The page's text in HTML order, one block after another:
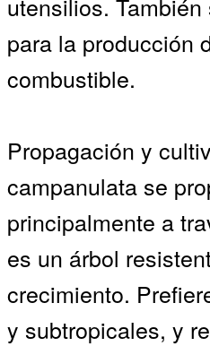
para la producción
combustible.
Propagación y
campanulata se
principalmente a
es un árbol
crecimiento.
y subtropicales, y